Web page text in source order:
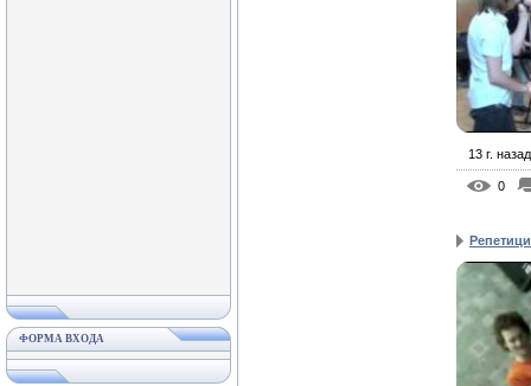
ФОРМА ВХОДА
13 г. назад
0